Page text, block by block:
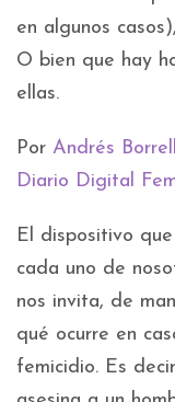
en algunos
O bien que hay
ellas.
Por Andrés
Diario Digital
El dispositivo
cada uno de
nos invita, de
qué ocurre en
femicidio. Es